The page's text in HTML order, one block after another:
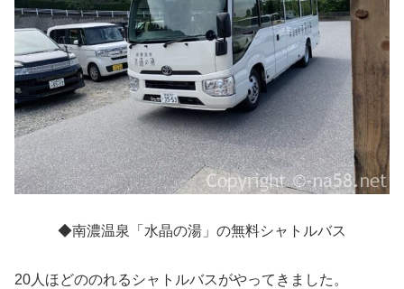
◆南濃温泉「水晶の湯」の無料シャトルバス
20人ほどののれるシャトルバスがやってきました。